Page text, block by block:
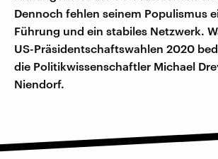
Dennoch fehlen seinem Populismus
Führung und ein stabiles Netzwerk.
US-Präsidentschaftswahlen 2020
die Politikwissenschaftler Michael
Niendorf.